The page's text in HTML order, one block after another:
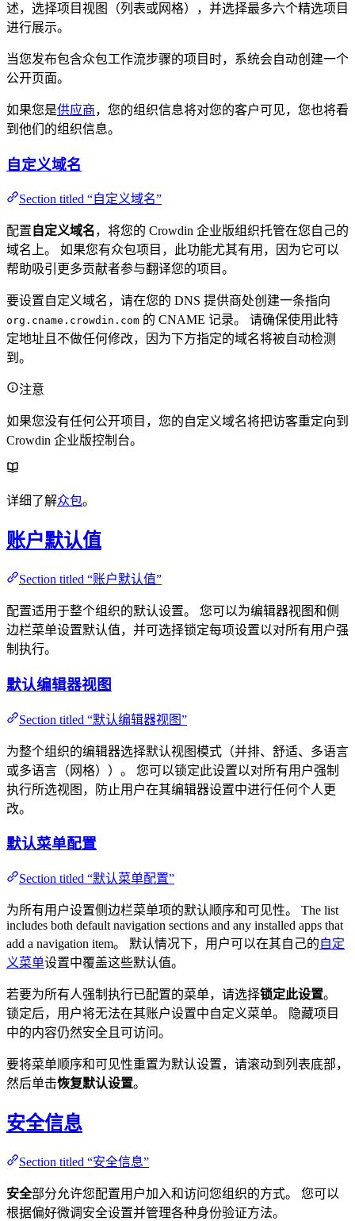
述，选择项目视图（列表或网格），并选择最多六个精选项目
进行展示。
当您发布包含众包工作流步骤的项目时，系统会自动创建一个
公开页面。
如果您是供应商，您的组织信息将对您的客户可见，您也将看
到他们的组织信息。
自定义域名
Section titled “自定义域名”
配置 自定义域名，将您的 Crowdin 企业版组织托管在您自己的
域名上。 如果您有众包项目，此功能尤其有用，因为它可以
帮助吸引更多贡献者参与翻译您的项目。
要设置自定义域名，请在您的 DNS 提供商处创建一条指向
org.cname.crowdin.com 的 CNAME 记录。 请确保使用此特
定地址且不做任何修改，因为下方指定的域名将被自动检测
到。
注意
如果您没有任何公开项目，您的自定义域名将把访客重定向到
Crowdin 企业版控制台。
详细了解众包。
账户默认值
Section titled “账户默认值”
配置适用于整个组织的默认设置。 您可以为编辑器视图和侧
边栏菜单设置默认值，并可选择锁定每项设置以对所有用户强
制执行。
默认编辑器视图
Section titled “默认编辑器视图”
为整个组织的编辑器选择默认视图模式（并排、舒适、多语言
或多语言（网格））。 您可以锁定此设置以对所有用户强制
执行所选视图，防止用户在其编辑器设置中进行任何个人更
改。
默认菜单配置
Section titled “默认菜单配置”
为所有用户设置侧边栏菜单项的默认顺序和可见性。 The list
includes both default navigation sections and any installed apps that
add a navigation item。 默认情况下，用户可以在其自己的自定
义菜单设置中覆盖这些默认值。
若要为所有人强制执行已配置的菜单，请选择锁定此设置。
锁定后，用户将无法在其账户设置中自定义菜单。 隐藏项目
中的内容仍然安全且可访问。
要将菜单顺序和可见性重置为默认设置，请滚动到列表底部，
然后单击恢复默认设置。
安全信息
Section titled “安全信息”
安全部分允许您配置用户加入和访问您组织的方式。 您可以
根据偏好微调安全设置并管理各种身份验证方法。